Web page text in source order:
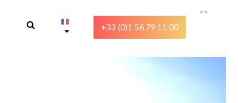
+33 (0)1 56 79 11 00
בייה